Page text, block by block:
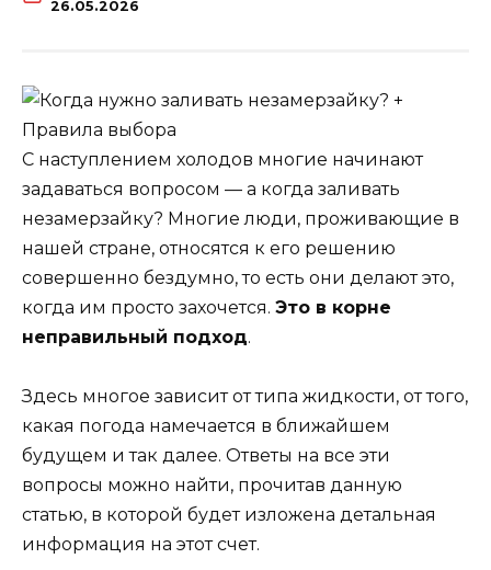
26.05.2026
С наступлением холодов многие начинают
задаваться вопросом — а когда заливать
незамерзайку? Многие люди, проживающие в
нашей стране, относятся к его решению
совершенно бездумно, то есть они делают это,
когда им просто захочется. Это в корне
неправильный подход.
Здесь многое зависит от типа жидкости, от того,
какая погода намечается в ближайшем
будущем и так далее. Ответы на все эти
вопросы можно найти, прочитав данную
статью, в которой будет изложена детальная
информация на этот счет.